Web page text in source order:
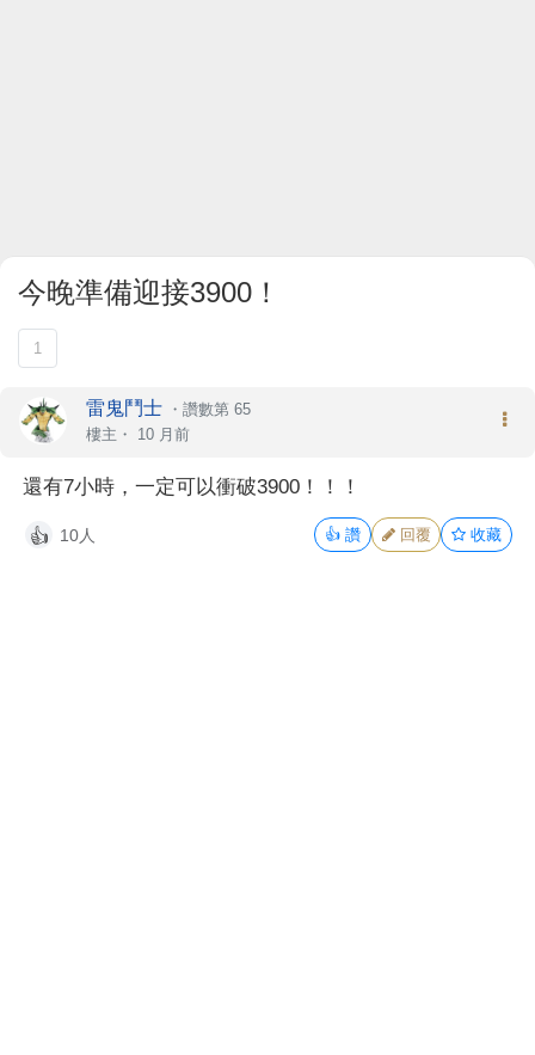
今晚準備迎接3900！
1
雷鬼鬥士 ・ 讚數第 65
樓主 ・ 10 月前
還有7小時，一定可以衝破3900！！！
👍 10人 👍 讚 回覆 收藏